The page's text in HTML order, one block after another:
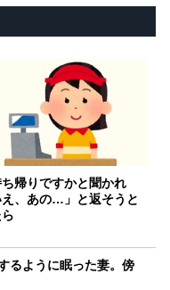
帰りですかと聞かれ
え、あの…」と返そうと
るように眠った妻。傍